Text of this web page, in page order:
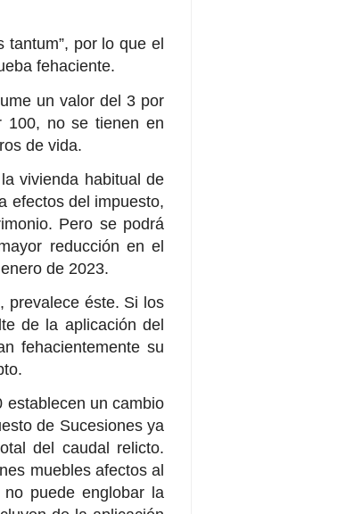
por lo que el
fehaciente.
un valor del 3 por
100, no se tienen en
de vida.
vivienda habitual de
efectos del impuesto,
Pero se podrá
reducción en el
de 2023.
prevalece éste. Si los
de la aplicación del
fehacientemente su
establecen un cambio
de Sucesiones ya
del caudal relicto.
muebles afectos al
puede englobar la